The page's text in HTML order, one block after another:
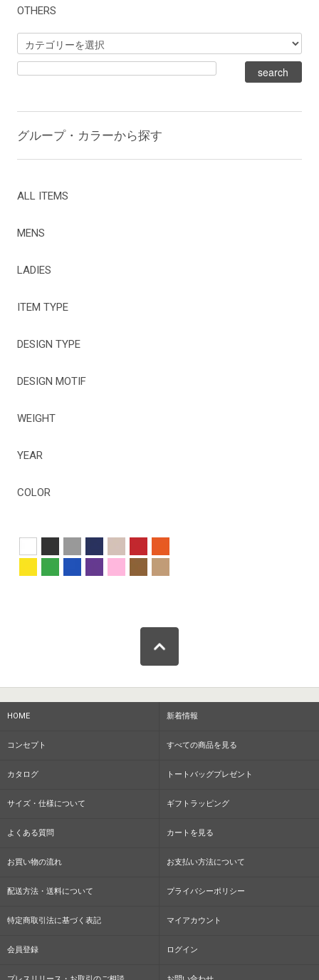
OTHERS
グループ・カラーから探す
ALL ITEMS
MENS
LADIES
ITEM TYPE
DESIGN TYPE
DESIGN MOTIF
WEIGHT
YEAR
COLOR
HOME 新着情報
コンセプト すべての商品を見る
カタログ トートバッグプレゼント
サイズ・仕様について ギフトラッピング
よくある質問 カートを見る
お買い物の流れ お支払い方法について
配送方法・送料について プライバシーポリシー
特定商取引法に基づく表記 マイアカウント
会員登録 ログイン